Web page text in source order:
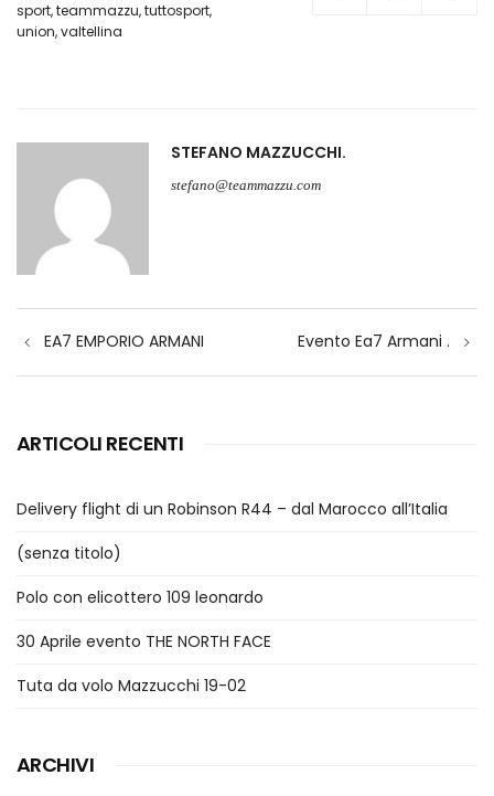
sport,teammazzu,tuttosport,
union,valtellina
STEFANO MAZZUCCHI
stefano@teammazzu.com
articoli
EA7 EMPORIO ARMANI Evento Ea7 Armani .
ARTICOLI RECENTI
Delivery flight di un Robinson R44 – dal Marocco all’Italia
(senza titolo)
Polo con elicottero 109 leonardo
30 Aprile evento THE NORTH FACE
Tuta da volo Mazzucchi 19-02
ARCHIVI